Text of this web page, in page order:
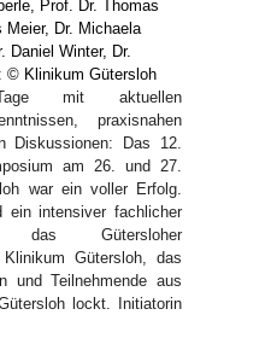
mit aktuellen
praxisnahen
Diskussionen: Das 12.
am 26. und 27.
war ein voller Erfolg.
ein intensiver fachlicher
das Gütersloher
Gütersloh, das
und Teilnehmende aus
lockt. Initiatorin